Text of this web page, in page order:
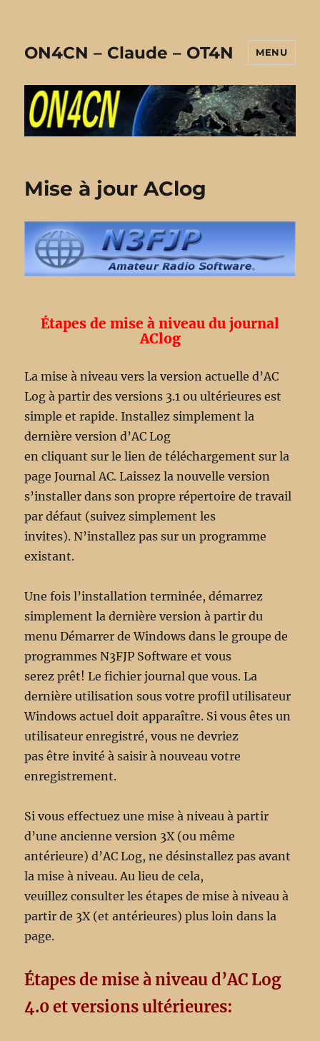
ON4CN – Claude – OT4N MENU
Mise à jour AClog
Étapes de mise à niveau du journal
AClog
La mise à niveau vers la version actuelle d’AC
Log à partir des versions 3.1 ou ultérieures est
simple et rapide. Installez simplement la
dernière version d’AC Log
en cliquant sur le lien de téléchargement sur la
page Journal AC. Laissez la nouvelle version
s’installer dans son propre répertoire de travail
par défaut (suivez simplement les
invites). N’installez pas sur un programme
existant.
Une fois l’installation terminée, démarrez
simplement la dernière version à partir du
menu Démarrer de Windows dans le groupe de
programmes N3FJP Software et vous
serez prêt! Le fichier journal que vous. La
dernière utilisation sous votre profil utilisateur
Windows actuel doit apparaître. Si vous êtes un
utilisateur enregistré, vous ne devriez
pas être invité à saisir à nouveau votre
enregistrement.
Si vous effectuez une mise à niveau à partir
d’une ancienne version 3X (ou même
antérieure) d’AC Log, ne désinstallez pas avant
la mise à niveau. Au lieu de cela,
veuillez consulter les étapes de mise à niveau à
partir de 3X (et antérieures) plus loin dans la
page.
Étapes de mise à niveau d’AC Log
4.0 et versions ultérieures: